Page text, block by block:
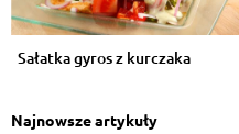
Sałatka gyros z kurczaka
Najnowsze artykuły